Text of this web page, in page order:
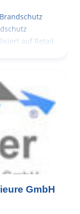
auf Retail
GmbH